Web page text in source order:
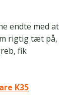
endte med at
rigtig tæt på,
fik
K35